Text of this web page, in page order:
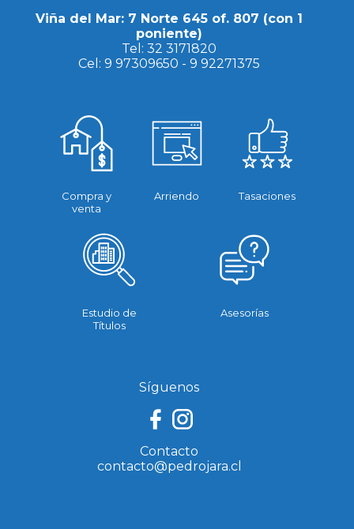
Viña del Mar: 7 Norte 645 of. 807 (con 1
poniente)
Tel:32 3171820
Cel:9 97309650 -9 92271375
Compra y
venta
Arriendo Tasaciones
Estudio de
Títulos
Asesorías
Síguenos
Contacto
contacto@pedrojara.cl